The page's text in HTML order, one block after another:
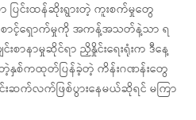
ာ ပြင်းထန်ဆိုးရွားတဲ့ ကူးစက်မှုတွေ
ာင့်ရှောက်မှုကို အကန့်အသတ်နဲ့သာ ရ
ာနာမှုဆိုင်ရာ ညှိနှိုင်းရေးရုံးက ဒီနေ့
တဲ့နှစ်ကထုတ်ပြန်ခဲ့တဲ့ ကိန်းဂဏန်းတွေ
ဆက်လက်ဖြစ်ပွားနေမယ်ဆိုရင် မကြာ